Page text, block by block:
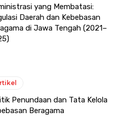
yang Membatasi:
Daerah dan Kebebasan
di Jawa Tengah (2021–
Penundaan dan Tata Kelola
Beragama